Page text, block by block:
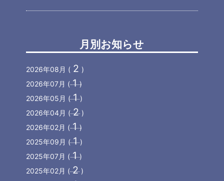
月別お知らせ
2026年08月 ( 2 )
2026年07月 ( 1 )
2026年05月 ( 1 )
2026年04月 ( 2 )
2026年02月 ( 1 )
2025年09月 ( 1 )
2025年07月 ( 1 )
2025年02月 ( 2 )